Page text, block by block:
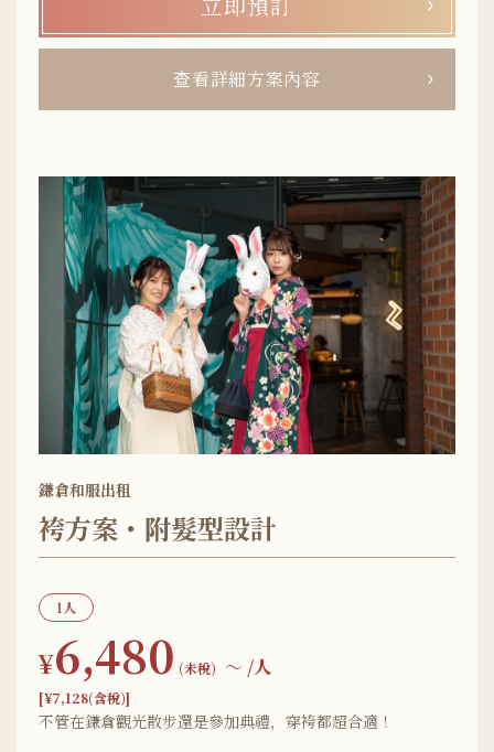
查看詳細方案內容
鎌倉和服出租
袴方案・附髮型設計
1人
¥6,480 (未稅) 〜 /人
[¥7,128(含稅)]
不管在鎌倉觀光散步還是參加典禮，穿袴都超合適！